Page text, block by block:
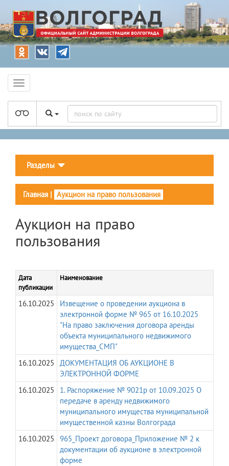
Разделы
Главная | Аукцион на право пользования
Аукцион на право
пользования
Дата
публикации
Наименование
16.10.2025
Извещение о проведении аукциона в
электронной форме № 965 от 16.10.2025
"На право заключения договора аренды
объекта муниципального недвижимого
имущества_СМП"
16.10.2025
ДОКУМЕНТАЦИЯ ОБ АУКЦИОНЕ В
ЭЛЕКТРОННОЙ ФОРМЕ
16.10.2025
1. Распоряжение № 9021р от 10.09.2025 О
передаче в аренду недвижимого
муниципального имущества муниципальной
имущественной казны Волгограда
16.10.2025
965_Проект договора_Приложение № 2 к
документации об аукционе в электронной
форме